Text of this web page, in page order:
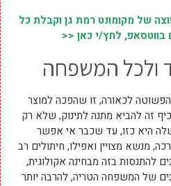
של מקומונט רמת גן וקבלת כל
בווטסאפ, לחץ/י כאן <<
ולכל המשפחה
לכאורה, זו שהפכה למוצר
זה להביא מתנה לתינוק, שלא רק
היא כזו, עד שכבר אי אפשר
מנשא מצויין ואפילו, חיתולים רב
להתנסות בזה מבחינה אקולוגית,
של המשפחה הטריה, להרבה יותר